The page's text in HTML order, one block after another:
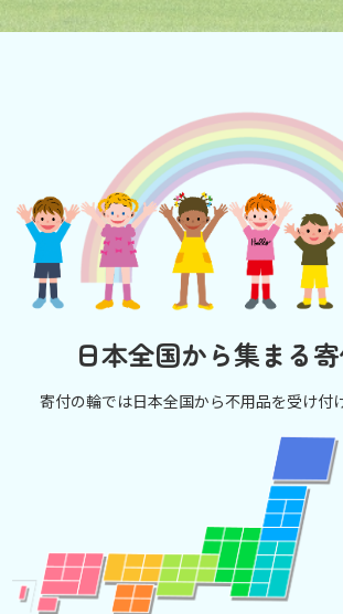
日本全国から集まる
寄付の輪では日本全国から不用品を受け付